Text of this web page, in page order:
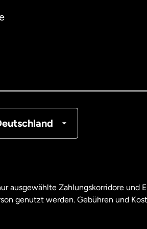
ausgewählte Zahlungskorridore
genutzt werden. Gebühren und